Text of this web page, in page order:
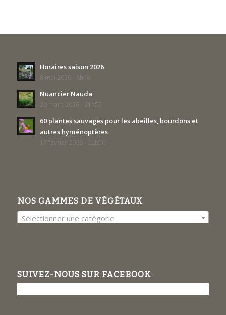
Horaires saison 2026
8 mai 2026 - 8h18
Nuancier Nauda
20 mars 2026 - 21h52
60 plantes sauvages pour les abeilles, bourdons et
autres hyménoptères
17 février 2026 - 22h50
NOS GAMMES DE VÉGÉTAUX
Sélectionner une catégorie
SUIVEZ-NOUS SUR FACEBOOK